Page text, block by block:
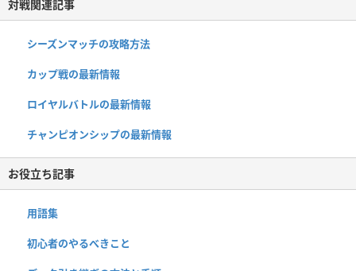
対戦関連記事
シーズンマッチの攻略方法
カップ戦の最新情報
ロイヤルバトルの最新情報
チャンピオンシップの最新情報
お役立ち記事
用語集
初心者のやるべきこと